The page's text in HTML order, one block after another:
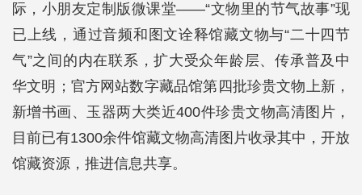
际，小朋友定制版微课堂——“文物里的节气故事”现
已上线，通过音频和图文诠释馆藏文物与“二十四节
气”之间的内在联系，扩大受众年龄层、传承普及中
华文明；官方网站数字藏品馆第四批珍贵文物上新，
新增书画、玉器两大类近400件珍贵文物高清图片，
目前已有1300余件馆藏文物高清图片收录其中，开放
馆藏资源，推进信息共享。